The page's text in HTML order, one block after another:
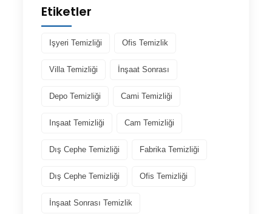
Etiketler
Işyeri Temizliği Ofis Temizlik
Villa Temizliği İnşaat Sonrası
Depo Temizliği Cami Temizliği
Inşaat Temizliği Cam Temizliği
Dış Cephe Temizliği Fabrika Temizliği
Dış Cephe Temizliği Ofis Temizliği
İnşaat Sonrası Temizlik